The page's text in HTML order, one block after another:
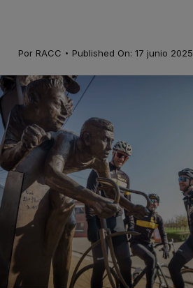
Por RACC · Published On: 17 junio 2025